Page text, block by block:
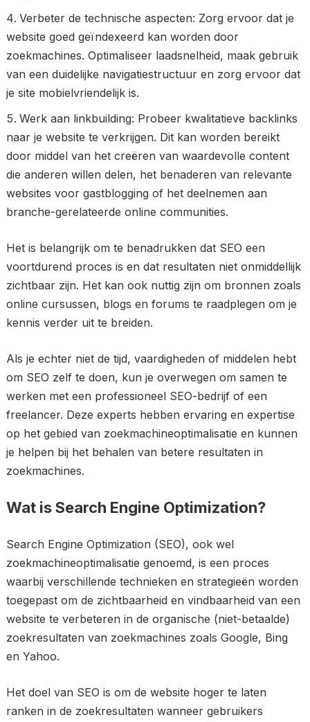
Verbeter de technische aspecten: Zorg ervoor dat je
website goed geïndexeerd kan worden door
zoekmachines. Optimaliseer laadsnelheid, maak gebruik
van een duidelijke navigatiestructuur en zorg ervoor dat
je site mobielvriendelijk is.
Werk aan linkbuilding: Probeer kwalitatieve backlinks
naar je website te verkrijgen. Dit kan worden bereikt
door middel van het creëren van waardevolle content
die anderen willen delen, het benaderen van relevante
websites voor gastblogging of het deelnemen aan
branche-gerelateerde online communities.
Het is belangrijk om te benadrukken dat SEO een
voortdurend proces is en dat resultaten niet onmiddellijk
zichtbaar zijn. Het kan ook nuttig zijn om bronnen zoals
online cursussen, blogs en forums te raadplegen om je
kennis verder uit te breiden.
Als je echter niet de tijd, vaardigheden of middelen hebt
om SEO zelf te doen, kun je overwegen om samen te
werken met een professioneel SEO-bedrijf of een
freelancer. Deze experts hebben ervaring en expertise
op het gebied van zoekmachineoptimalisatie en kunnen
je helpen bij het behalen van betere resultaten in
zoekmachines.
Wat is Search Engine Optimization?
Search Engine Optimization (SEO), ook wel
zoekmachineoptimalisatie genoemd, is een proces
waarbij verschillende technieken en strategieën worden
toegepast om de zichtbaarheid en vindbaarheid van een
website te verbeteren in de organische (niet-betaalde)
zoekresultaten van zoekmachines zoals Google, Bing
en Yahoo.
Het doel van SEO is om de website hoger te laten
ranken in de zoekresultaten wanneer gebruikers